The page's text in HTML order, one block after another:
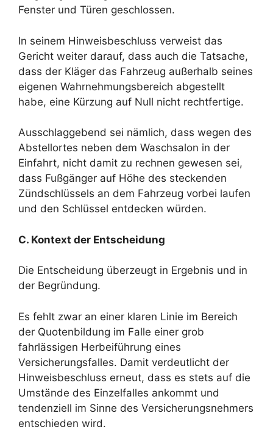
Fenster und Türen geschlossen.
In seinem Hinweisbeschluss verweist das
Gericht weiter darauf, dass auch die Tatsache,
dass der Kläger das Fahrzeug außerhalb seines
eigenen Wahrnehmungsbereich abgestellt
habe, eine Kürzung auf Null nicht rechtfertige.
Ausschlaggebend sei nämlich, dass wegen des
Abstellortes neben dem Waschsalon in der
Einfahrt, nicht damit zu rechnen gewesen sei,
dass Fußgänger auf Höhe des steckenden
Zündschlüssels an dem Fahrzeug vorbei laufen
und den Schlüssel entdecken würden.
C. Kontext der Entscheidung
Die Entscheidung überzeugt in Ergebnis und in
der Begründung.
Es fehlt zwar an einer klaren Linie im Bereich
der Quotenbildung im Falle einer grob
fahrlässigen Herbeiführung eines
Versicherungsfalles. Damit verdeutlicht der
Hinweisbeschluss erneut, dass es stets auf die
Umstände des Einzelfalles ankommt und
tendenziell im Sinne des Versicherungsnehmers
entschieden wird.